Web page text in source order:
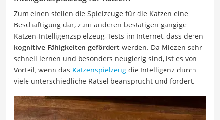
Zum einen stellen die Spielzeuge für die Katzen eine
Beschäftigung dar, zum anderen bestätigen gängige
Katzen-Intelligenzspielzeug-Tests im Internet, dass deren
kognitive Fähigkeiten gefördert werden. Da Miezen sehr
schnell lernen und besonders neugierig sind, ist es von
Vorteil, wenn das Katzenspielzeug die Intelligenz durch
viele unterschiedliche Rätsel beansprucht und fördert.